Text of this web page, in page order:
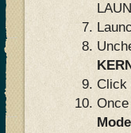
Click
Mode